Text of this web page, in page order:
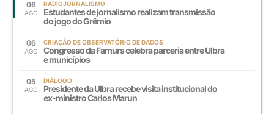
06
AGO
RADIOJORNALISMO
Estudantes de jornalismo realizam transmissão
do jogo do Grêmio
06
AGO
CRIAÇÃO DE OBSERVATÓRIO DE DADOS
Congresso da Famurs celebra parceria entre Ulbra
e municípios
05
AGO
DIÁLOGO
Presidente da Ulbra recebe visita institucional do
ex-ministro Carlos Marun